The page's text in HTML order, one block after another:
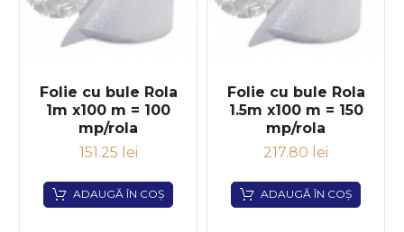
Folie cu bule Rola
1m x100 m = 100
mp/rola
151.25 lei
ADAUGĂ ÎN COȘ
Folie cu bule Rola
1.5m x100 m = 150
mp/rola
217.80 lei
ADAUGĂ ÎN COȘ